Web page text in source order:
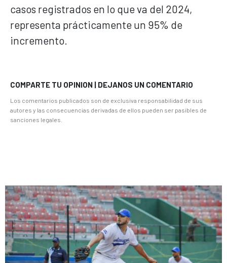
casos registrados en lo que va del 2024,
representa prácticamente un 95% de
incremento.
COMPARTE TU OPINION | DEJANOS UN COMENTARIO
Los comentarios publicados son de exclusiva responsabilidad de sus
autores y las consecuencias derivadas de ellos pueden ser pasibles de
sanciones legales.